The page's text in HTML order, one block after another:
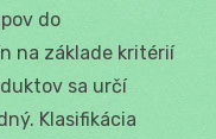
do
na základe kritérií
sa určí
Klasifikácia